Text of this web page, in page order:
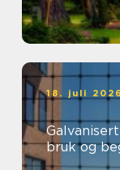
18. juli 2026
bruk og